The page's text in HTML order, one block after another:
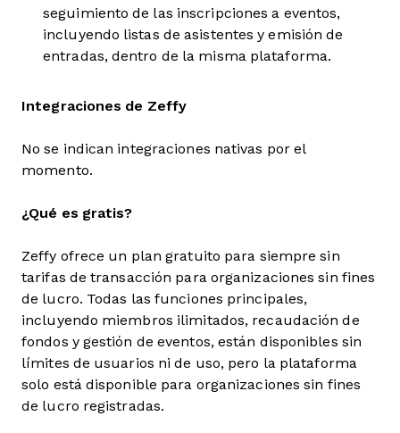
seguimiento de las inscripciones a eventos,
incluyendo listas de asistentes y emisión de
entradas, dentro de la misma plataforma.
Integraciones de Zeffy
No se indican integraciones nativas por el
momento.
¿Qué es gratis?
Zeffy ofrece un plan gratuito para siempre sin
tarifas de transacción para organizaciones sin fines
de lucro. Todas las funciones principales,
incluyendo miembros ilimitados, recaudación de
fondos y gestión de eventos, están disponibles sin
límites de usuarios ni de uso, pero la plataforma
solo está disponible para organizaciones sin fines
de lucro registradas.